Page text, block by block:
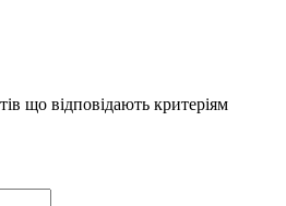
що відповідають критеріям